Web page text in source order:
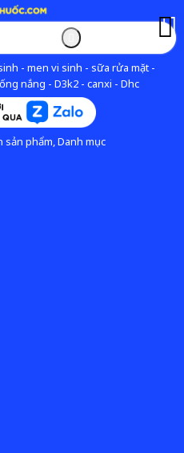
- men vi sinh - sữa rửa mặt -
nắng - D3k2 - canxi - Dhc
sản phẩm, Danh mục